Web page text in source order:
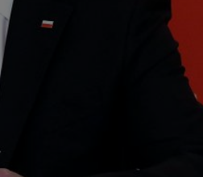
dane osobowe w następujących
charakterystyki urządzenia
Spersonalizowane reklamy i treści,